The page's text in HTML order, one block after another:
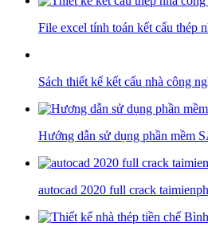
File excel tính toán kết cấu thép
Sách thiết kế kết cấu nhà công
Hướng dẫn sử dụng phần mềm
autocad 2020 full crack